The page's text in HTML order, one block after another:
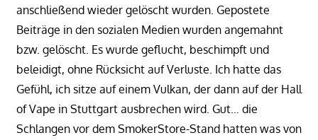
anschließend wieder gelöscht wurden. Gepostete
Beiträge in den sozialen Medien wurden angemahnt
bzw. gelöscht. Es wurde geflucht, beschimpft und
beleidigt, ohne Rücksicht auf Verluste. Ich hatte das
Gefühl, ich sitze auf einem Vulkan, der dann auf der Hall
of Vape in Stuttgart ausbrechen wird. Gut… die
Schlangen vor dem SmokerStore-Stand hatten was von